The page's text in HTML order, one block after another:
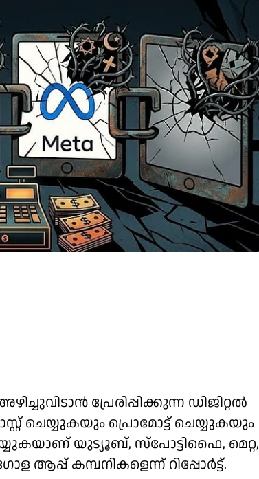
പ്രേരിപ്പിക്കുന്ന ഡിജിറ്റല്‍
ചെയ്യുകയും പ്രൊമോട്ട് ചെയ്യുകയും
യുട്യൂബ്, സ്‌പോട്ടിഫൈ, മെറ്റ,
കമ്പനികളെന്ന് റിപ്പോര്‍ട്ട്.